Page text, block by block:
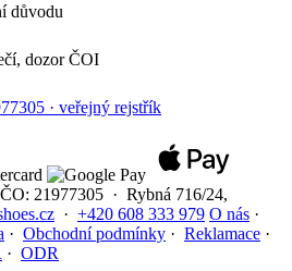
důvodu
dozor ČOI
· veřejný rejstřík
21977305 · Rybná 716/24,
· +420 608 333 979 O nás ·
· Obchodní podmínky · Reklamace ·
· ODR